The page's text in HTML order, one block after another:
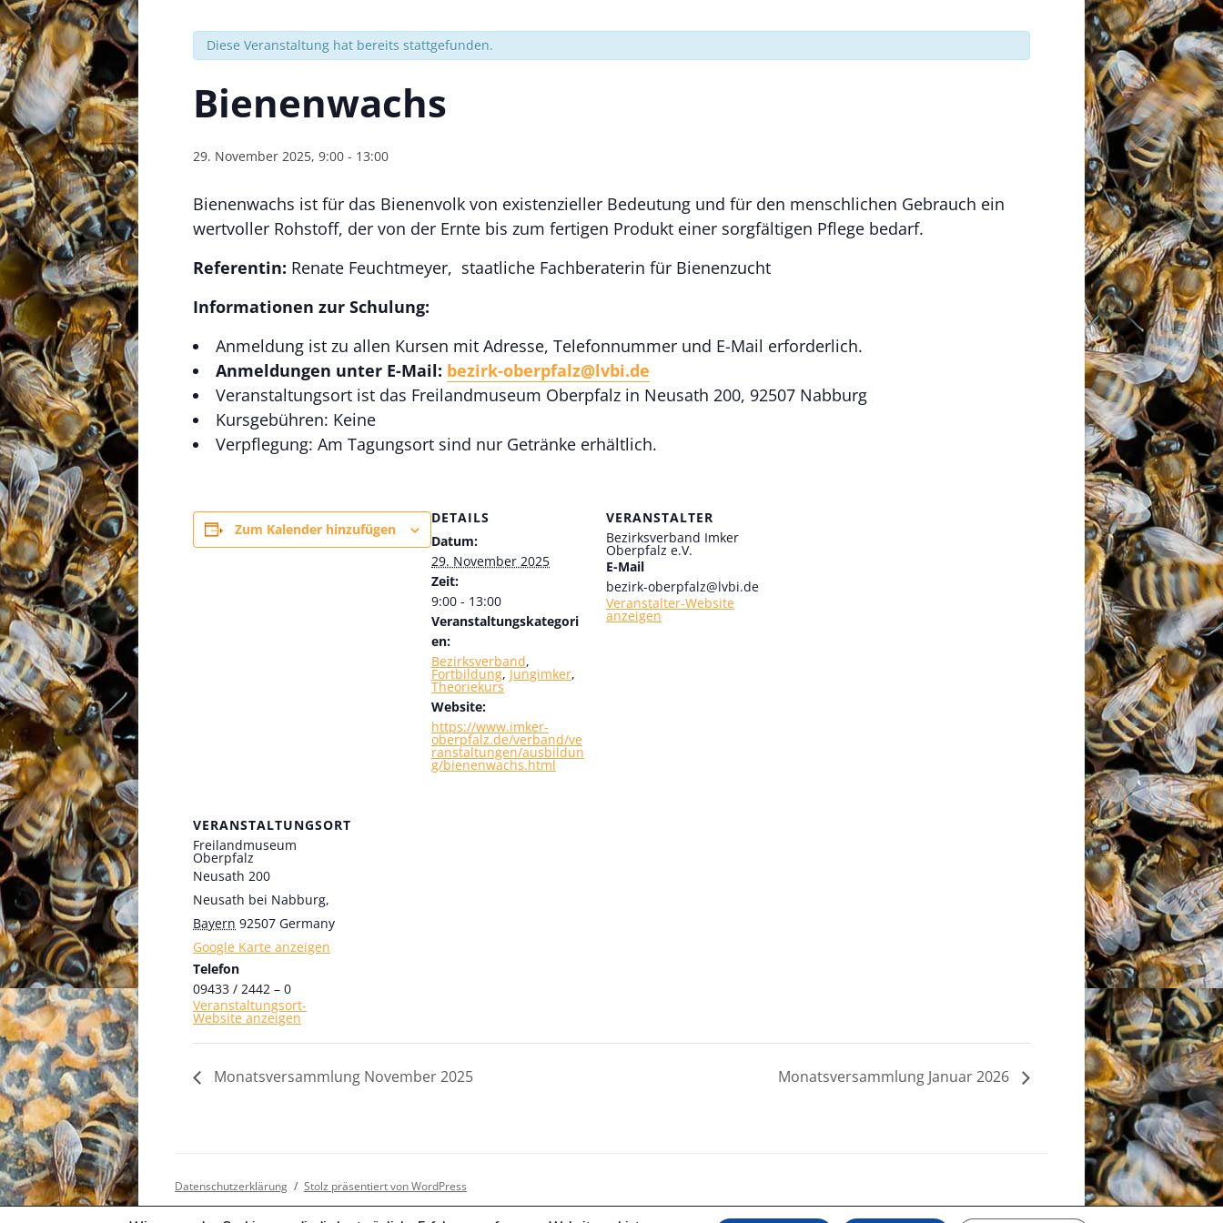
Diese Veranstaltung hat bereits stattgefunden.
Bienenwachs
29. November 2025, 9:00 - 13:00
Bienenwachs ist für das Bienenvolk von existenzieller Bedeutung und für den menschlichen Gebrauch ein
wertvoller Rohstoff, der von der Ernte bis zum fertigen Produkt einer sorgfältigen Pflege bedarf.
Referentin: Renate Feuchtmeyer, staatliche Fachberaterin für Bienenzucht
Informationen zur Schulung:
Anmeldung ist zu allen Kursen mit Adresse, Telefonnummer und E-Mail erforderlich.
Anmeldungen unter E-Mail: bezirk-oberpfalz@lvbi.de
Veranstaltungsort ist das Freilandmuseum Oberpfalz in Neusath 200, 92507 Nabburg
Kursgebühren: Keine
Verpflegung: Am Tagungsort sind nur Getränke erhältlich.
Zum Kalender hinzufügen
DETAILS
Datum:
29. November 2025
Zeit:
9:00 - 13:00
Veranstaltungskategori
en:
Bezirksverband,
Fortbildung,Jungimker,
Theoriekurs
Website:
https://www.imker-
oberpfalz.de/verband/ve
ranstaltungen/ausbildun
g/bienenwachs.html
VERANSTALTER
Bezirksverband Imker
Oberpfalz e.V.
E-Mail
bezirk-oberpfalz@lvbi.de
Veranstalter-Website
anzeigen
VERANSTALTUNGSORT
Freilandmuseum
Oberpfalz
Neusath 200
Neusath bei Nabburg,
Bayern 92507 Germany
Google Karte anzeigen
Telefon
09433 / 2442 – 0
Veranstaltungsort-
Website anzeigen
Monatsversammlung November 2025 Monatsversammlung Januar 2026
Datenschutzerklärung Stolz präsentiert von WordPress